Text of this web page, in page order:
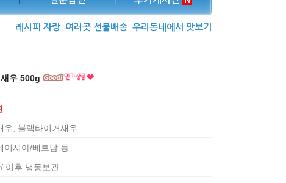
우리동네에서 맛보기
여러곳 선물배송
레시피 자랑
우 500g
우, 블랙타이거새우
이시아/베트남 등
이후 냉동보관